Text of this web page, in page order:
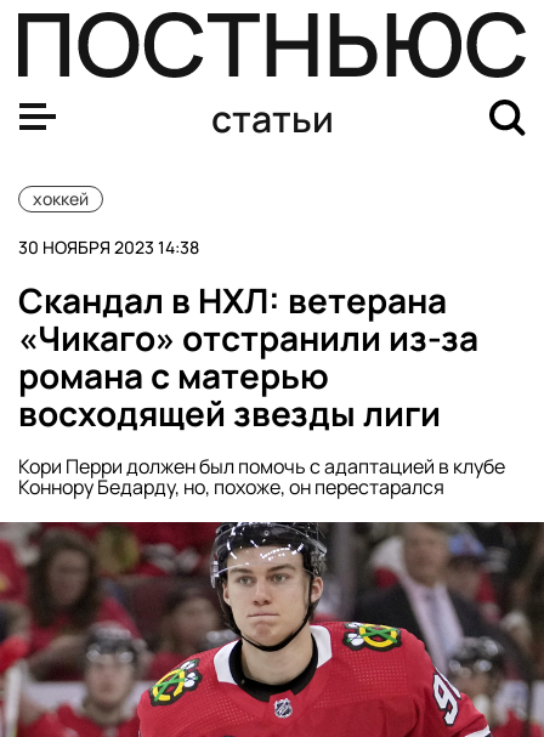
статьи
хоккей
30 НОЯБРЯ 2023 14:38
Скандал в НХЛ: ветерана
«Чикаго» отстранили из-за
романа с матерью
восходящей звезды лиги
Кори Перри должен был помочь с адаптацией в клубе
Коннору Бедарду, но, похоже, он перестарался
Что происходит со СКА и ЦСКА, почему феерит